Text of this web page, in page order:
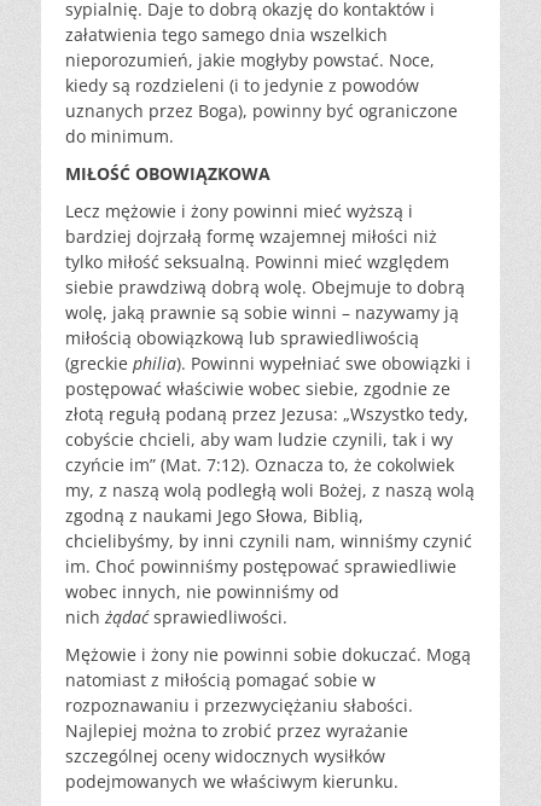
sypialnię. Daje to dobrą okazję do kontaktów i
załatwienia tego samego dnia wszelkich
nieporozumień, jakie mogłyby powstać. Noce,
kiedy są rozdzieleni (i to jedynie z powodów
uznanych przez Boga), powinny być ograniczone
do minimum.
MIŁOŚĆ OBOWIĄZKOWA
Lecz mężowie i żony powinni mieć wyższą i
bardziej dojrzałą formę wzajemnej miłości niż
tylko miłość seksualną. Powinni mieć względem
siebie prawdziwą dobrą wolę. Obejmuje to dobrą
wolę, jaką prawnie są sobie winni – nazywamy ją
miłością obowiązkową lub sprawiedliwością
(greckie philia). Powinni wypełniać swe obowiązki i
postępować właściwie wobec siebie, zgodnie ze
złotą regułą podaną przez Jezusa: „Wszystko tedy,
cobyście chcieli, aby wam ludzie czynili, tak i wy
czyńcie im” (Mat. 7:12). Oznacza to, że cokolwiek
my, z naszą wolą podległą woli Bożej, z naszą wolą
zgodną z naukami Jego Słowa, Biblią,
chcielibyśmy, by inni czynili nam, winniśmy czynić
im. Choć powinniśmy postępować sprawiedliwie
wobec innych, nie powinniśmy od
nich żądaćsprawiedliwości.
Mężowie i żony nie powinni sobie dokuczać. Mogą
natomiast z miłością pomagać sobie w
rozpoznawaniu i przezwyciężaniu słabości.
Najlepiej można to zrobić przez wyrażanie
szczególnej oceny widocznych wysiłków
podejmowanych we właściwym kierunku.